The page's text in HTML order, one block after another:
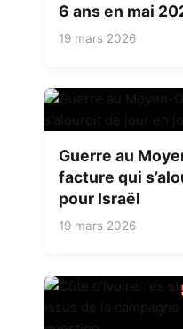
6 ans en mai
19 mars 2026
Guerre au
facture qui
pour Israël
19 mars 2026